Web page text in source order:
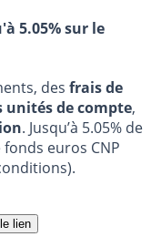
5.05% sur le
des frais de
unités de compte,
. Jusqu’à 5.05% de
euros CNP
lien